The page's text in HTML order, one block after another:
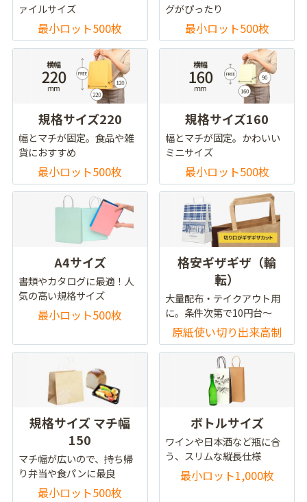
ァイルサイズ
最小ロット500枚
グがぴったり
最小ロット500枚
規格サイズ220
幅とマチが固定。食品や雑
貨におすすめ
最小ロット500枚
規格サイズ160
幅とマチが固定。かわいい
ミニサイズ
最小ロット500枚
A4サイズ
書類やカタログに最適！人
気の高い規格サイズ
最小ロット500枚
格安ギザギザ（輪
転）
大量配布・テイクアウト用
に。条件次第で10円台～
原紙使い切り出来高制
規格サイズ マチ幅
150
マチ幅が広いので、持ち帰
り弁当や食パンに最良
最小ロット500枚
ボトルサイズ
ワインや日本酒など瓶に合
う、スリムな縦長仕様
最小ロット1,000枚